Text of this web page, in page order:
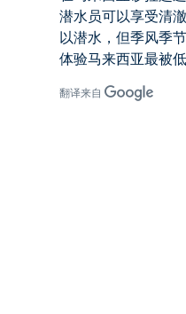
潜水员可以享受清
以潜水，但季风季
体验马来西亚最被
翻译来自